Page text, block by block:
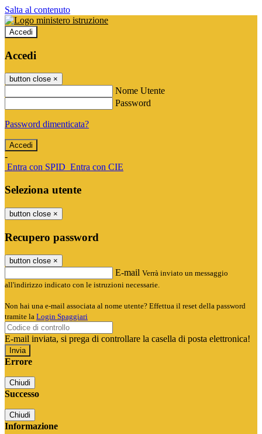
Salta al contenuto
Accedi
Accedi
button close ×
Nome Utente
Password
Password dimenticata?
-
Entra con SPID Entra con CIE
Seleziona utente
button close ×
Recupero password
button close ×
E-mail Verrà inviato un messaggio
all'indirizzo indicato con le istruzioni necessarie.
Non hai una e-mail associata al nome utente? Effettua il reset della password
tramite la Login Spaggiari
E-mail inviata, si prega di controllare la casella di posta elettronica!
Errore
Chiudi
Successo
Chiudi
Informazione